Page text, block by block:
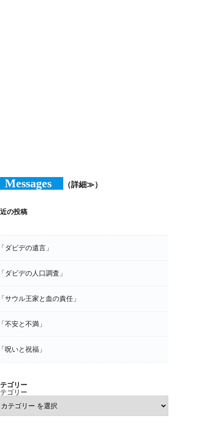
（詳細≫）
の投稿
ダビデの遺言」
ダビデの人口調査」
サウル王家と血の責任」
不安と不満」
呪いと祝福」
ゴリー
ゴリー